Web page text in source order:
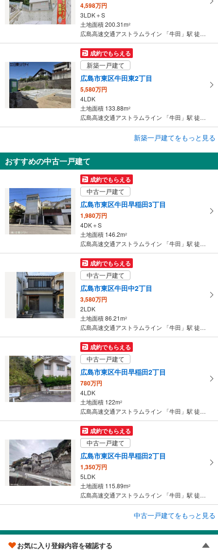
4,598万円
3LDK＋S
土地面積 200.31m2
広島高速交通アストラムライン 「牛田」駅 徒歩14分
成約でもらえる
新築一戸建て
広島市東区牛田東2丁目
5,580万円
4LDK
土地面積 133.88m2
広島高速交通アストラムライン 「牛田」駅 徒歩22分
広島市東区牛田東2丁目
5,580万円
4LDK
土地面積 119.07m
新築一戸建てをもっと見る
おすすめの中古一戸建て
成約でもらえる
中古一戸建て
広島市東区牛田早稲田3丁目
1,980万円
4DK＋S
土地面積 146.2m2
広島高速交通アストラムライン 「牛田」駅 徒歩29分
成約でもらえる
中古一戸建て
広島市東区牛田中2丁目
3,580万円
2LDK
土地面積 86.21m2
広島高速交通アストラムライン 「牛田」駅 徒歩20分
成約でもらえる
中古一戸建て
広島市東区牛田早稲田2丁目
780万円
4LDK
土地面積 122m2
広島高速交通アストラムライン 「牛田」駅 徒歩27分
成約でもらえる
中古一戸建て
広島市東区牛田早稲田2丁目
1,350万円
5LDK
土地面積 115.89m2
広島高速交通アストラムライン 「牛田」駅 徒歩25分
広島市東区牛田早稲田2丁目
780万円
4DKS
中古一戸建てをもっと見る
同じこだわりでエリアを広げて探す
お気に入り登録内容を確認する